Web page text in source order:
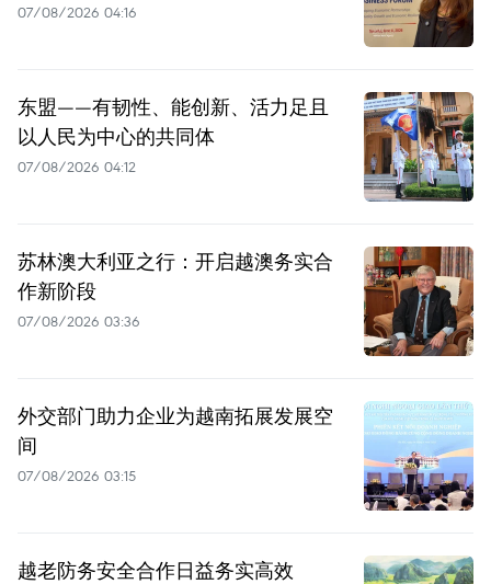
07/08/2026 04:16
东盟——有韧性、能创新、活力足且
以人民为中心的共同体
07/08/2026 04:12
苏林澳大利亚之行：开启越澳务实合
作新阶段
07/08/2026 03:36
外交部门助力企业为越南拓展发展空
间
07/08/2026 03:15
越老防务安全合作日益务实高效